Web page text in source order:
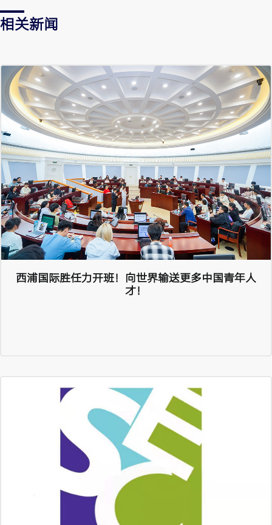
相关新闻
西浦国际胜任力开班！向世界输送更多中国青年人
才！